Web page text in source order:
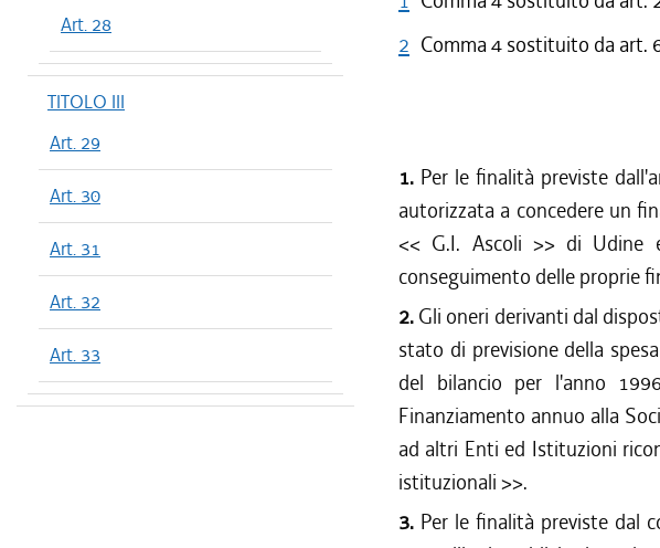
Art. 28
TITOLO III
Art. 29
Art. 30
Art. 31
Art. 32
Art. 33
2 Comma 4 sostituito da art.
1. Per le finalità previste
autorizzata a concedere un
<< G.I. Ascoli >> di
conseguimento delle proprie
2. Gli oneri derivanti dal
stato di previsione della
del bilancio per l'anno
Finanziamento annuo alla
ad altri Enti ed Istituzioni
istituzionali >>.
3. Per le finalità previste dal